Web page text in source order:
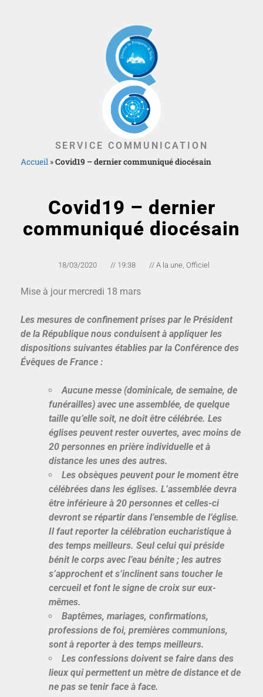
SERVICE COMMUNICATION
Accueil »Covid19 – dernier communiqué diocésain
Covid19 – dernier
communiqué diocésain
18/03/2020 // 19:38 // A la une, Officiel
Mise à jour mercredi 18 mars
Les mesures de confinement prises par le Président
de la République nous conduisent à appliquer les
dispositions suivantes établies par la Conférence des
Évêques de France :
Aucune messe (dominicale, de semaine, de
funérailles) avec une assemblée, de quelque
taille qu’elle soit, ne doit être célébrée. Les
églises peuvent rester ouvertes, avec moins de
20 personnes en prière individuelle et à
distance les unes des autres.
Les obsèques peuvent pour le moment être
célébrées dans les églises. L’assemblée devra
être inférieure à 20 personnes et celles-ci
devront se répartir dans l’ensemble de l’église.
Il faut reporter la célébration eucharistique à
des temps meilleurs. Seul celui qui préside
bénit le corps avec l’eau bénite ; les autres
s’approchent et s’inclinent sans toucher le
cercueil et font le signe de croix sur eux-
mêmes.
Baptêmes, mariages, confirmations,
professions de foi, premières communions,
sont à reporter à des temps meilleurs.
Les confessions doivent se faire dans des
lieux qui permettent un mètre de distance et de
ne pas se tenir face à face.